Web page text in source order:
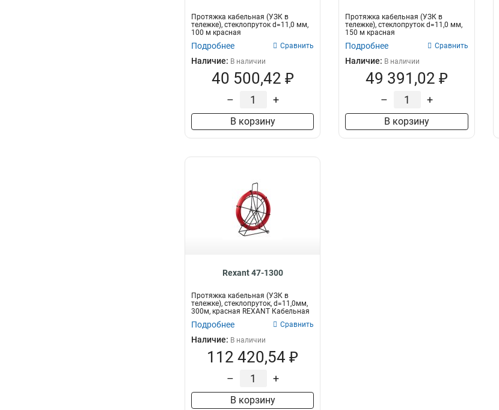
Протяжка кабельная (УЗК в
тележке), стеклопруток d=11,0 мм,
100 м красная
Подробнее Сравнить
Наличие: В наличии
40 500,42 ₽
– +
В корзину
Протяжка кабельная (УЗК в
тележке), стеклопруток d=11,0 мм,
150 м красная
Подробнее Сравнить
Наличие: В наличии
49 391,02 ₽
– +
В корзину
Rexant 47-1300
Протяжка кабельная (УЗК в
тележке), стеклопруток, d=11,0мм,
300м, красная REXANT Кабельная
Подробнее Сравнить
Наличие: В наличии
112 420,54 ₽
– +
В корзину